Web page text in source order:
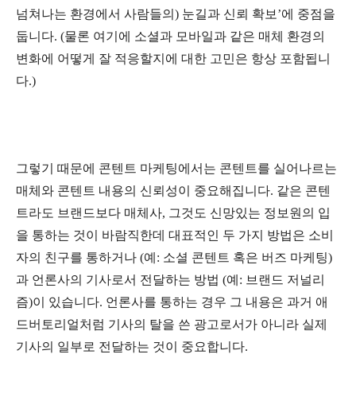
넘쳐나는 환경에서 사람들의) 눈길과 신뢰 확보’에 중점을
둡니다. (물론 여기에 소셜과 모바일과 같은 매체 환경의
변화에 어떻게 잘 적응할지에 대한 고민은 항상 포함됩니
다.)
그렇기 때문에 콘텐트 마케팅에서는 콘텐트를 실어나르는
매체와 콘텐트 내용의 신뢰성이 중요해집니다. 같은 콘텐
트라도 브랜드보다 매체사, 그것도 신망있는 정보원의 입
을 통하는 것이 바람직한데 대표적인 두 가지 방법은 소비
자의 친구를 통하거나 (예: 소셜 콘텐트 혹은 버즈 마케팅)
과 언론사의 기사로서 전달하는 방법 (예: 브랜드 저널리
즘)이 있습니다. 언론사를 통하는 경우 그 내용은 과거 애
드버토리얼처럼 기사의 탈을 쓴 광고로서가 아니라 실제
기사의 일부로 전달하는 것이 중요합니다.